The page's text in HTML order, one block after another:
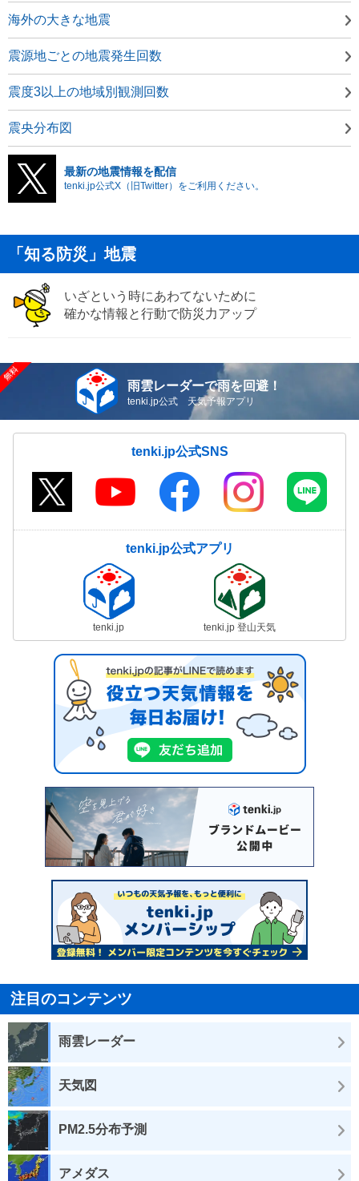
海外の大きな地震
震源地ごとの地震発生回数
震度3以上の地域別観測回数
震央分布図
最新の地震情報を配信
tenki.jp公式X（旧Twitter）をご利用ください。
「知る防災」地震
いざという時にあわてないために
確かな情報と行動で防災力アップ
雨雲レーダーで雨を回避！
tenki.jp公式 天気予報アプリ
tenki.jp公式SNS
tenki.jp公式アプリ
tenki.jp tenki.jp 登山天気
注目のコンテンツ
雨雲レーダー
天気図
PM2.5分布予測
アメダス